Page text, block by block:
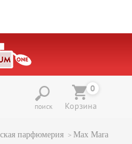
поиск
0
Корзина
парфюмерия
Max Mara